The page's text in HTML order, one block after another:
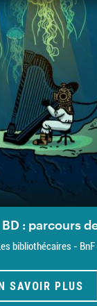
: parcours
bibliothécaires - BnF
SAVOIR PLUS